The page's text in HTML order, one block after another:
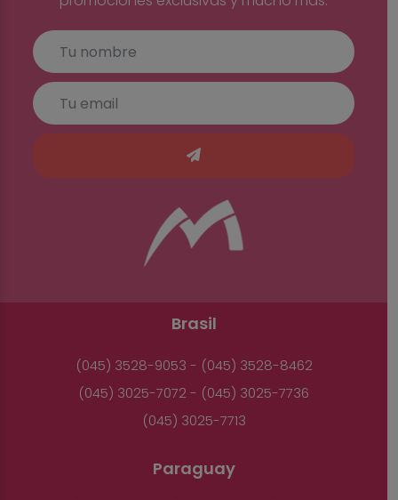
Brasil
(045) 3528-9053 - (045) 3528-8462
(045) 3025-7072 - (045) 3025-7736
(045) 3025-7713
Paraguay